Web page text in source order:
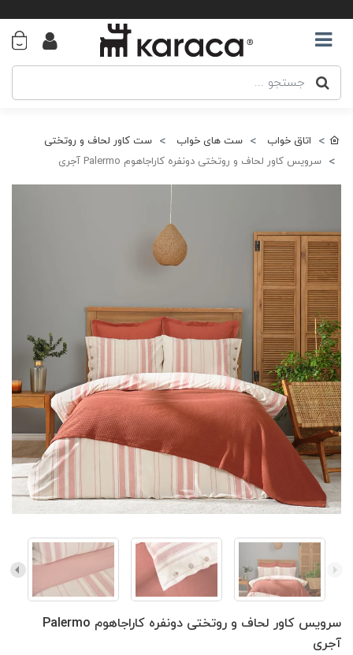
اتاق خواب ست های خواب
ست کاور لحاف و روتختی
سرویس کاور لحاف و روتختی دونفره کاراجاهوم Palermo آجری
سرویس کاور لحاف و روتختی دونفره کاراجاهوم Palermo
آجری